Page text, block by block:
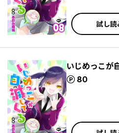
試し読
いじめっこが
80
ポイント